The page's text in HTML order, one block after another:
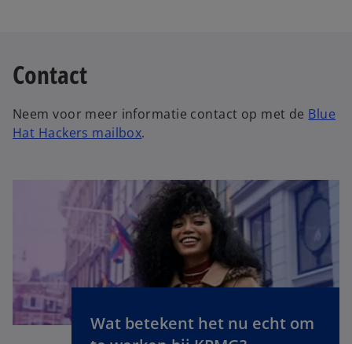
Contact
Neem voor meer informatie contact op met de Blue
Hat Hackers mailbox.
Wat betekent het nu echt om
o